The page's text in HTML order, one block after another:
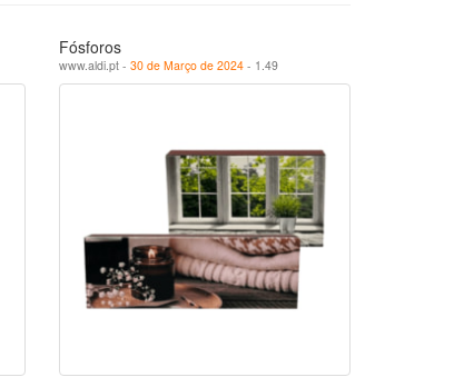
Fósforos
www.aldi.pt - 30 de Março de 2024- 1.49